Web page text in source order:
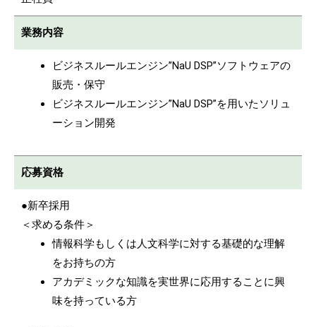
業務内容
ビジネスルールエンジン”NaU DSP”ソフトウェアの
販売・保守
ビジネスルールエンジン”NaU DSP”を用いたソリュ
ーション開発
応募資格
●新卒採用
＜求める条件＞
情報科学もしくは人文科学に対する基礎的な理解
をお持ちの方
アカデミックな知識を実世界に応用することに興
味を持っている方